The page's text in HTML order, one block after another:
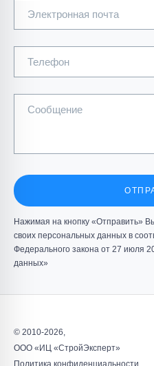
конструкций;...
ПОДРОБНЕЕ
Здание приемного
корпуса погрузочных
Электронная почта
Телефон
Сообщение
Нажимая на кнопку «Отправить»
своих персональных данных в
Федерального закона от 27 июля
данных»
© 2010-2026,
ООО «ИЦ «СтройЭксперт»
Политика конфиденциальности